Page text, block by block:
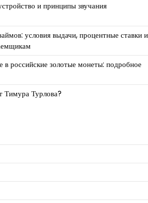
и принципы звучания
условия выдачи, процентные ставки и
в российские золотые монеты: подробное
Тимура Турлова?